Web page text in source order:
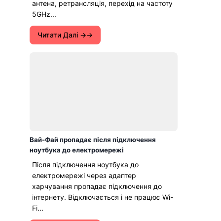
антена, ретрансляція, перехід на частоту
5GHz...
Читати Далі →
Вай-Фай пропадає після підключення
ноутбука до електромережі
Після підключення ноутбука до
електромережі через адаптер
харчування пропадає підключення до
інтернету. Відключається і не працює Wi-
Fi...